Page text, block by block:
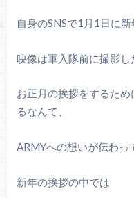
自身のSNSで1月1日に
映像は軍入隊前に撮影し
お正月の挨拶をするた
るなんて、
ARMYへの想いが伝わっ
新年の挨拶の中では